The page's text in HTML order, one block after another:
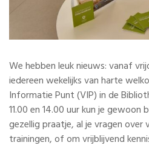
We hebben leuk nieuws: vanaf
iedereen wekelijks van harte
Informatie Punt (VIP) in de
11.00 en 14.00 uur kun je gewoon
gezellig praatje, al je vragen
trainingen, of om vrijblijvend